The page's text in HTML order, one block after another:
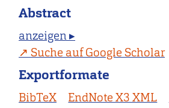
Abstract
anzeigen ▸
Suche auf Google Scholar
Exportformate
BibTeX EndNote X3 XML